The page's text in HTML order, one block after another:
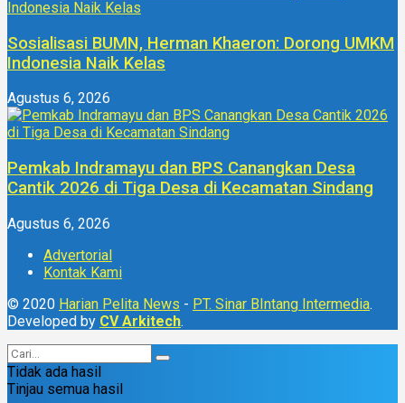
Sosialisasi BUMN, Herman Khaeron: Dorong UMKM
Indonesia Naik Kelas
Agustus 6, 2026
Pemkab Indramayu dan BPS Canangkan Desa
Cantik 2026 di Tiga Desa di Kecamatan Sindang
Agustus 6, 2026
Advertorial
Kontak Kami
© 2020 Harian Pelita News - PT. Sinar BIntang Intermedia.
Developed by CV Arkitech.
Tidak ada hasil
Tinjau semua hasil